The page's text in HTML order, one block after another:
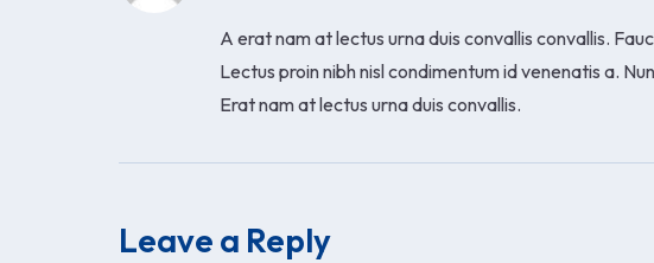
A erat nam at lectus urna duis convallis convallis.
Lectus proin nibh nisl condimentum id venenatis a.
Erat nam at lectus urna duis convallis.
Leave a Reply